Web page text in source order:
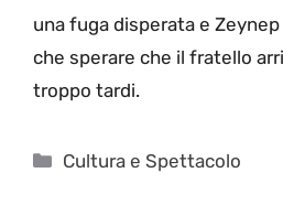
una fuga disperata e
che sperare che il fratello
troppo tardi.
Categorie
Cultura e Spettacolo